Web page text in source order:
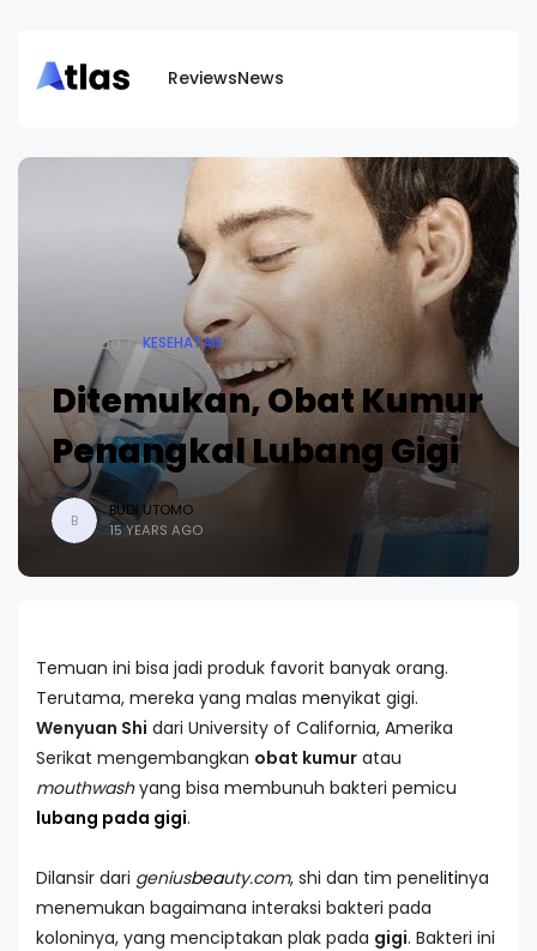
ReviewsNews
Beranda KESEHATAN
Ditemukan, Obat Kumur
Penangkal Lubang Gigi
B
BUDI UTOMO
15 YEARS AGO
Temuan ini bisa jadi produk favorit banyak orang.
Terutama, mereka yang malas menyikat gigi.
Wenyuan Shi dari University of California, Amerika
Serikat mengembangkan obat kumur atau
mouthwashyang bisa membunuh bakteri pemicu
lubang pada gigi.
Dilansir dari geniusbeauty.com, shi dan tim penelitinya
menemukan bagaimana interaksi bakteri pada
koloninya, yang menciptakan plak pada gigi. Bakteri ini